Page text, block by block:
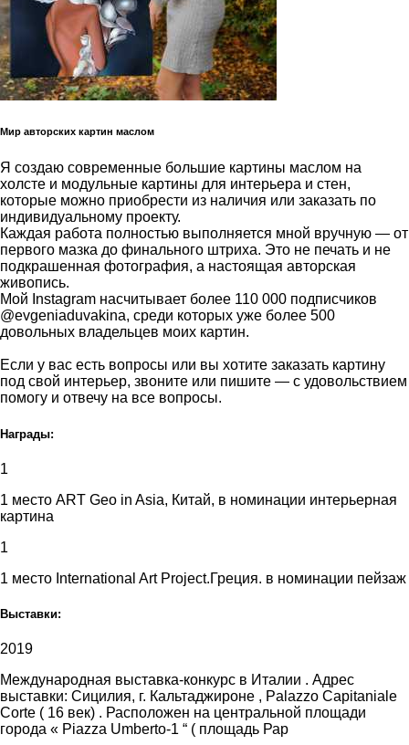
Мир авторских картин маслом
Я создаю современные большие картины маслом на
холсте и модульные картины для интерьера и стен,
которые можно приобрести из наличия или заказать по
индивидуальному проекту.
Каждая работа полностью выполняется мной вручную — от
первого мазка до финального штриха. Это не печать и не
подкрашенная фотография, а настоящая авторская
живопись.
Мой Instagram насчитывает более 110 000 подписчиков
@evgeniaduvakina, среди которых уже более 500
довольных владельцев моих картин.
Если у вас есть вопросы или вы хотите заказать картину
под свой интерьер, звоните или пишите — с удовольствием
помогу и отвечу на все вопросы.
Награды:
1
1 место ART Geo in Asia, Китай, в номинации интерьерная
картина
1
1 место International Art Project.Греция. в номинации пейзаж
Выставки:
2019
Международная выставка-конкурс в Италии . Адрес
выставки: Сицилия, г. Кальтаджироне , Palazzo Capitaniale
Corte ( 16 век) . Расположен на центральной площади
города « Piazza Umberto-1 “ ( площадь Рар